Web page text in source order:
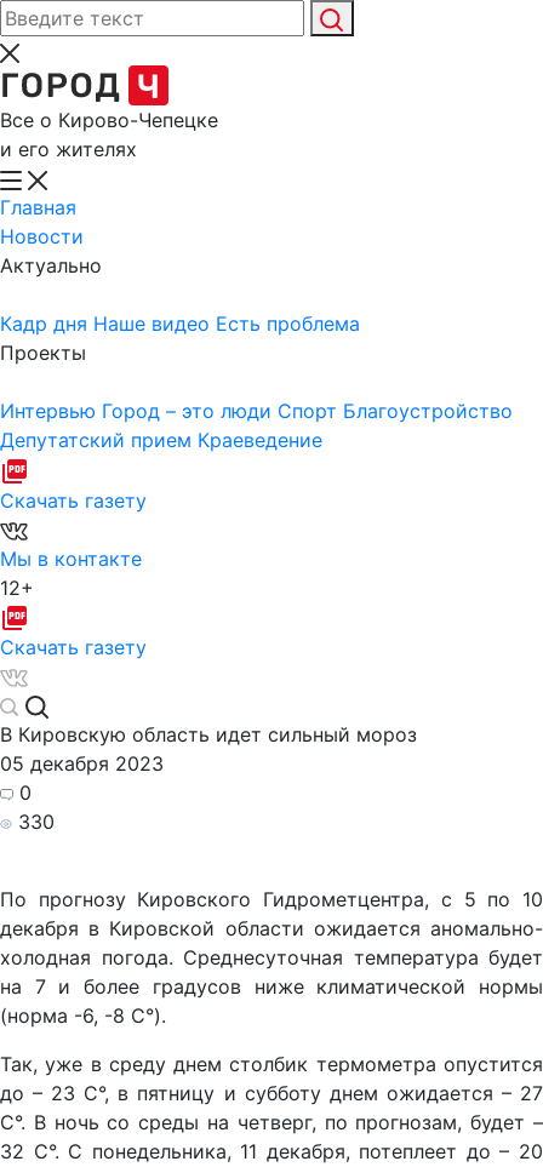
Все о Кирово-Чепецке
и его жителях
Главная
Новости
Актуально
Кадр дня Наше видео Есть проблема
Проекты
Интервью Город – это люди Спорт Благоустройство
Депутатский прием Краеведение
Скачать газету
Мы в контакте
12+
Скачать газету
В Кировскую область идет сильный мороз
05 декабря 2023
0
330
По прогнозу Кировского Гидрометцентра, с 5 по 10
декабря в Кировской области ожидается аномально-
холодная погода. Среднесуточная температура будет
на 7 и более градусов ниже климатической нормы
(норма -6, -8 С°).
Так, уже в среду днем столбик термометра опустится
до – 23 С°, в пятницу и субботу днем ожидается – 27
С°. В ночь со среды на четверг, по прогнозам, будет –
32 С°. С понедельника, 11 декабря, потеплеет до – 20